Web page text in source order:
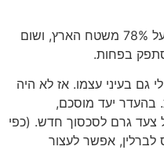
זה היה המחיר של ערפאת לוויתור על 78% משטח הארץ, ושום
בפחות.
גם בעיני עצמו. אז לא היה
בהעדר יעד מוסכם,
צעד גרם לסכסוך חדש. (כפי
אפשר לעצור